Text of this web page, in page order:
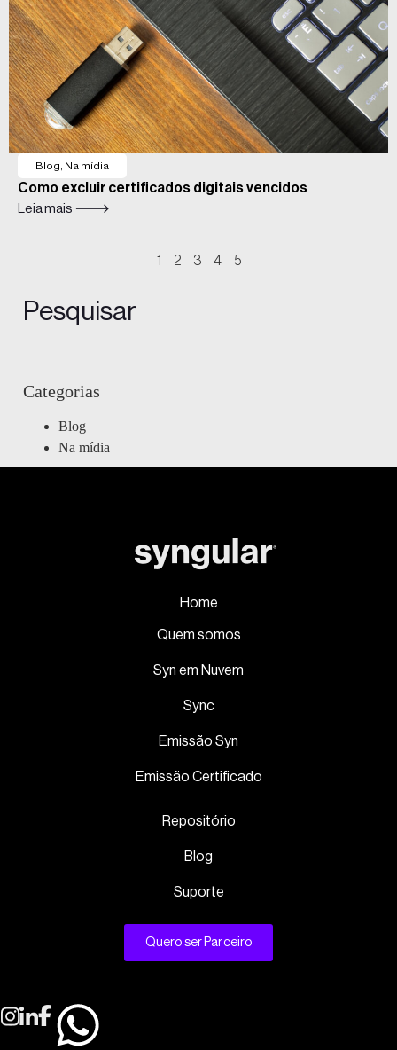
Blog Na mídia
Como excluir certificados digitais vencidos
Leia mais 🡒
1 2 3 4 5
Pesquisar
Categorias
Blog
Na mídia
Home
Quem somos
Syn em Nuvem
Sync
Emissão Syn
Emissão Certificado
Repositório
Blog
Suporte
Quero ser Parceiro